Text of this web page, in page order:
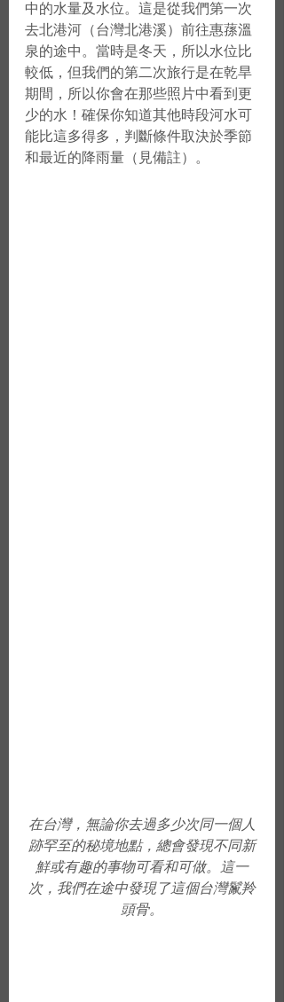
中的水量及水位。這是從我們第一次
去北港河（台灣北港溪）前往惠蓀溫
泉的途中。當時是冬天，所以水位比
較低，但我們的第二次旅行是在乾旱
期間，所以你會在那些照片中看到更
少的水！確保你知道其他時段河水可
能比這多得多，判斷條件取決於季節
和最近的降雨量（見備註）。
在台灣，無論你去過多少次同一個人
跡罕至的秘境地點，總會發現不同新
鮮或有趣的事物可看和可做。這一
次，我們在途中發現了這個台灣鬣羚
頭骨。